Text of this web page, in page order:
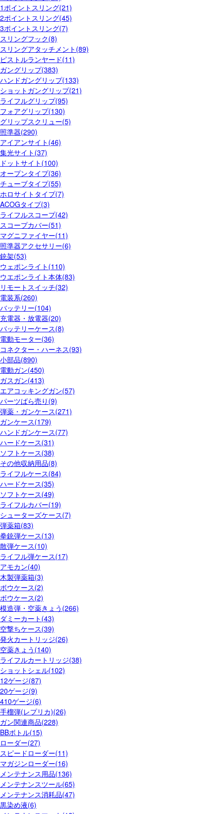
1ポイントスリング(21)
2ポイントスリング(45)
3ポイントスリング(7)
スリングフック(8)
スリングアタッチメント(89)
ピストルランヤード(11)
ガングリップ(383)
ハンドガングリップ(133)
ショットガングリップ(21)
ライフルグリップ(95)
フォアグリップ(130)
グリップスクリュー(5)
照準器(290)
アイアンサイト(46)
集光サイト(37)
ドットサイト(100)
オープンタイプ(36)
チューブタイプ(55)
ホロサイトタイプ(7)
ACOGタイプ(3)
ライフルスコープ(42)
スコープカバー(51)
マグニファイヤー(11)
照準器アクセサリー(6)
銃架(53)
ウェポンライト(110)
ウエポンライト本体(83)
リモートスイッチ(32)
電装系(260)
バッテリー(104)
充電器・放電器(20)
バッテリーケース(8)
電動モーター(36)
コネクター・ハーネス(93)
小部品(890)
電動ガン(450)
ガスガン(413)
エアコッキングガン(57)
パーツばら売り(9)
弾薬・ガンケース(271)
ガンケース(179)
ハンドガンケース(77)
ハードケース(31)
ソフトケース(38)
その他収納用品(8)
ライフルケース(84)
ハードケース(35)
ソフトケース(49)
ライフルカバー(19)
シューターズケース(7)
弾薬箱(83)
拳銃弾ケース(13)
散弾ケース(10)
ライフル弾ケース(17)
アモカン(40)
木製弾薬箱(3)
ボウケース(2)
ボウケース(2)
模造弾・空薬きょう(266)
ダミーカート(43)
空撃ちケース(39)
発火カートリッジ(26)
空薬きょう(140)
ライフルカートリッジ(38)
ショットシェル(102)
12ゲージ(87)
20ゲージ(9)
410ゲージ(6)
手榴弾(レプリカ)(26)
ガン関連商品(228)
BBボトル(15)
ローダー(27)
スピードローダー(11)
マガジンローダー(16)
メンテナンス用品(136)
メンテナンスツール(65)
メンテナンス消耗品(47)
黒染め液(6)